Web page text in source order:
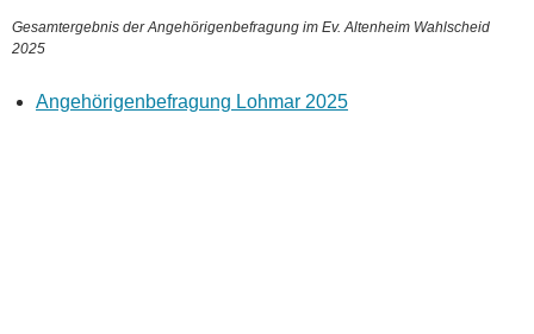
Gesamtergebnis der Angehörigenbefragung im Ev. Altenheim Wahlscheid
2025
Angehörigenbefragung Lohmar 2025